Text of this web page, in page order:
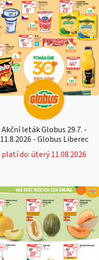
Akční leták Globus 29.7. -
11.8.2026 - Globus Liberec
platí do: úterý 11.08.2026